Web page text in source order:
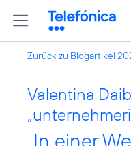
Zurück zu Blogartikel
Valentina
„In einer